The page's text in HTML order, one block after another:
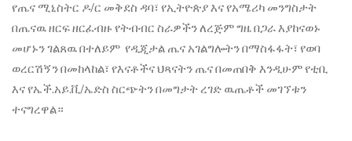
የጤና ሚኒስትር ዶ/ር መቅደስ ዳባ፣ የኢትዮጵያ እና የአሜሪካ መንግስታት
በጤናዉ ዘርፍ ዘርፈብዙ የትብብር ስራዎችን ለረጅም ግዜ በጋራ እያከናወኑ
መሆኑን ገልጸዉ በተለይም የዲጂታል ጤና አገልግሎትን በማስፋፋት፣ የወባ
ወረርሽኝን በመከላከል፣ የእናቶችና ህጻናትን ጤና በመጠበቅ እንዲሁም የቲቢ
እና የኤች.አይ.ቪ/ኤድስ ስርጭትን በመግታት ረገድ ዉጤቶች መገኘቱን
ተናግረዋል።